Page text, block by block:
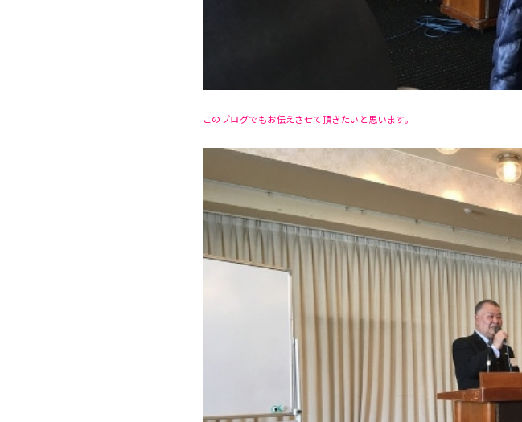
このブログでもお伝えさせて頂きたいと思います。